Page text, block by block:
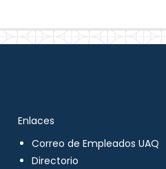
Enlaces
Correo de Empleados UAQ
Directorio